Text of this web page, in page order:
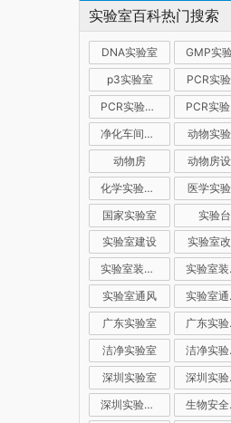
实验室百科热门搜索
DNA实验室 GMP实
p3实验室
PCR实
PCR实验室装修
净化车间装修
动物实
动物房
动物房
化学实验室设计
医学实
国家实验室
实验台
实验室建设
实验室
实验室装修公司
实验室通风
广东实验室
广
洁净实验室
洁
深圳实验室
深
深圳实验室设计